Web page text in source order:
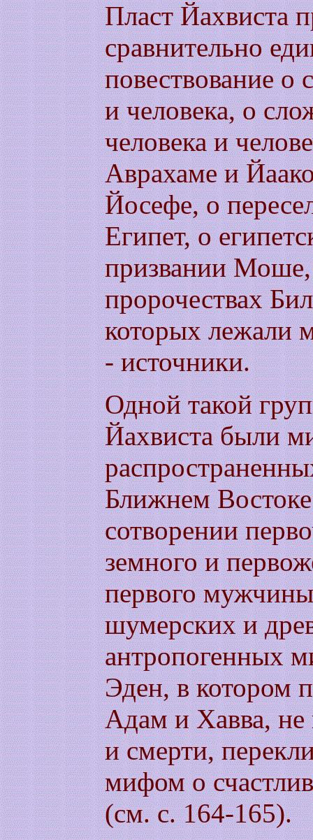
Пласт Йахвиста
сравнительно
повествование о
и человека, о
человека и
Аврахаме и
Йосефе, о
Египет, о
призвании Моше,
пророчествах
которых лежали
- источники.
Одной такой
Йахвиста были
Ближнем
сотворении
земного и
первого
шумерских и
антропогенных
Эден, в котором
Адам и Хавва, не
и смерти,
мифом о
(см. с. 164-165).